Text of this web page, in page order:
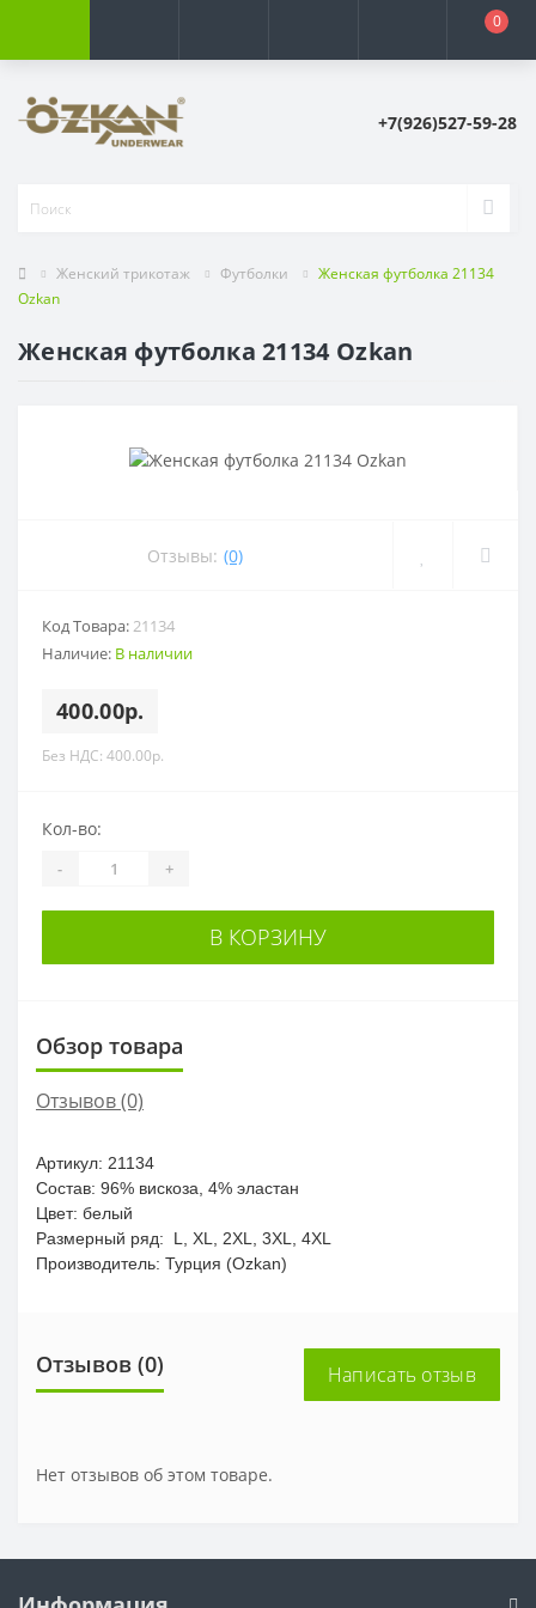
0
+7(926)527-59-28
Женский трикотаж Футболки
Женская футболка 21134
Ozkan
Женская футболка 21134 Ozkan
Отзывы: (0)
Код Товара:21134
Наличие: В наличии
400.00р.
Без НДС: 400.00р.
Кол-во:
- +
В КОРЗИНУ
Обзор товара
Отзывов (0)
Артикул: 21134
Состав: 96% вискоза, 4% эластан
Цвет: белый
Размерный ряд: L, XL, 2XL, 3XL, 4XL
Производитель: Турция (Ozkan)
Отзывов (0) Написать отзыв
Нет отзывов об этом товаре.